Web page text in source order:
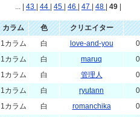
... | 43 44 45 46 47 48 49
カラム 色
クリエイター
1カラム 白 love-and-you
1カラム 白 maruq
1カラム 白 管理人
1カラム 白 ryutann
1カラム 白 romanchika